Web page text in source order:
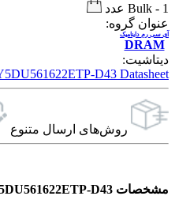
Bulk - 1 عدد
عنوان گروه:
DRAM
آی سی رم داینامیک
دیتاشیت:
D43 Datasheet
روش‌های ارسال‌ متنوع
مشخصات HY5DU561622ETP-D43